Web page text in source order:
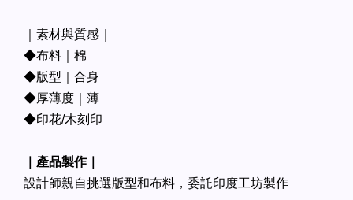
｜素材與質感｜
◆布料｜棉
◆版型｜合身
◆厚薄度｜薄
◆印花/木刻印
｜產品製作｜
設計師親自挑選版型和布料，委託印度工坊製作